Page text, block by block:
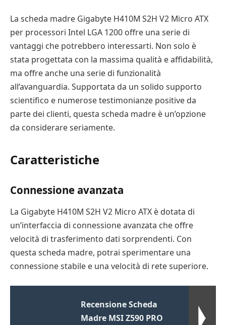
La scheda madre Gigabyte H410M S2H V2 Micro ATX
per processori Intel LGA 1200 offre una serie di
vantaggi che potrebbero interessarti. Non solo è
stata progettata con la massima qualità e affidabilità,
ma offre anche una serie di funzionalità
all’avanguardia. Supportata da un solido supporto
scientifico e numerose testimonianze positive da
parte dei clienti, questa scheda madre è un’opzione
da considerare seriamente.
Caratteristiche
Connessione avanzata
La Gigabyte H410M S2H V2 Micro ATX è dotata di
un’interfaccia di connessione avanzata che offre
velocità di trasferimento dati sorprendenti. Con
questa scheda madre, potrai sperimentare una
connessione stabile e una velocità di rete superiore.
Recensione Scheda
Madre MSI Z590 PRO